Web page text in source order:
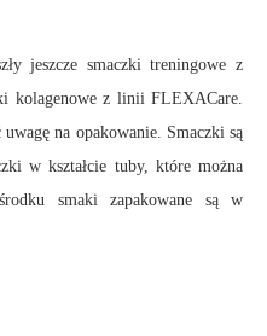
jeszcze smaczki treningowe z
kolagenowe z linii FLEXACare.
na opakowanie. Smaczki są
w kształcie tuby, które można
smaki zapakowane są w